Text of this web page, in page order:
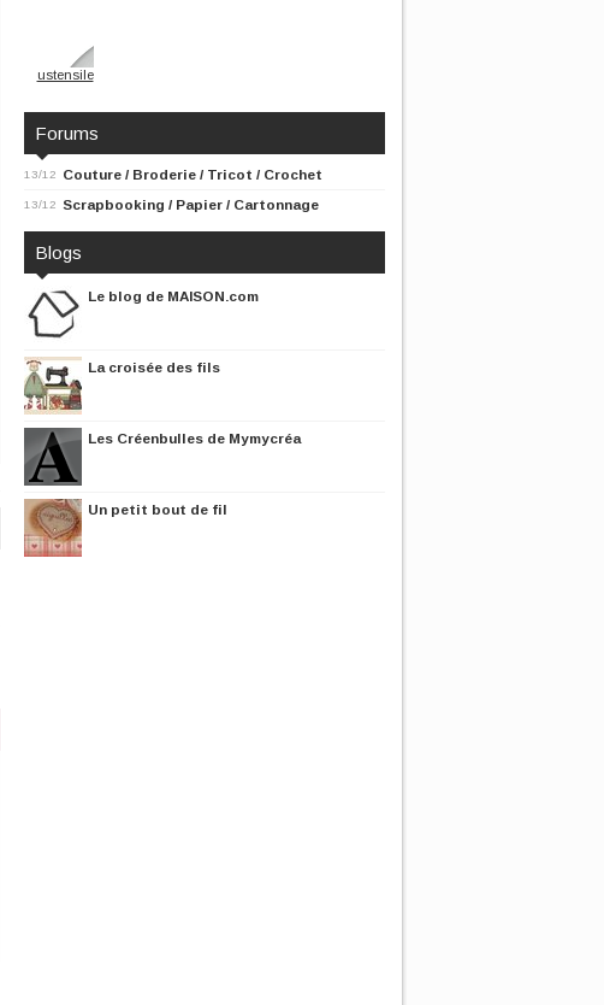
ustensile
Forums
13/12 Couture / Broderie / Tricot / Crochet
13/12 Scrapbooking / Papier / Cartonnage
Blogs
Le blog de MAISON.com
La croisée des fils
Les Créenbulles de Mymycréa
Un petit bout de fil